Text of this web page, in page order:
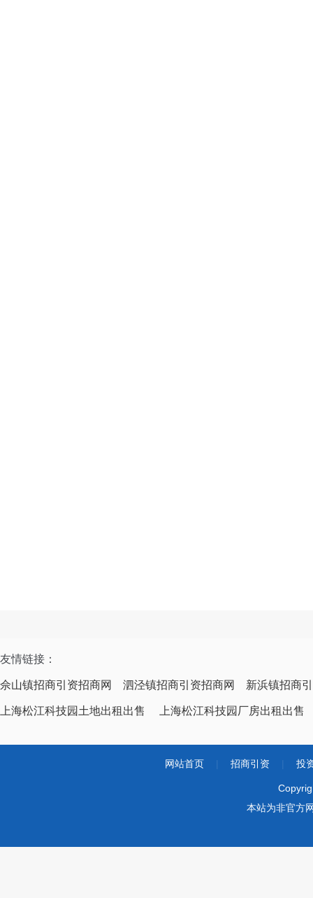
友情链接：
佘山镇招商引资招商网 泗泾镇招商引资招商网 新浜镇招商
上海松江科技园土地出租出售 上海松江科技园厂房出租出售
网站首页 招商引资 投
本站为非官方